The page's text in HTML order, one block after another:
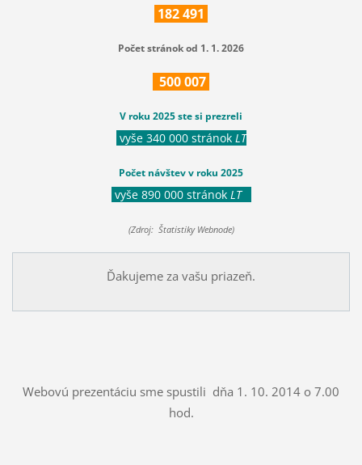
182491
Počet stránok od 1. 1. 2026
500007
V roku 2025 ste si prezreli
vyše 340 000 stránok LT
Počet návštev v roku 2025
vyše 890 000 stránok LT
(Zdroj: Štatistiky Webnode)
Ďakujeme za vašu priazeň.
Webovú prezentáciu sme spustili dňa 1. 10. 2014 o 7.00
hod.